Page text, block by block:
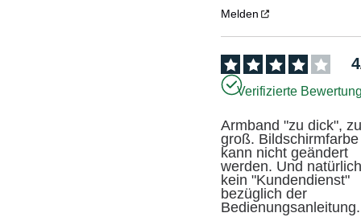
Melden
4
Verifizierte
Armband "zu dick",
groß. Bildschirmfarbe
kann nicht geändert
werden. Und
kein "Kundendienst"
bezüglich der
Bedienungsanleitung.